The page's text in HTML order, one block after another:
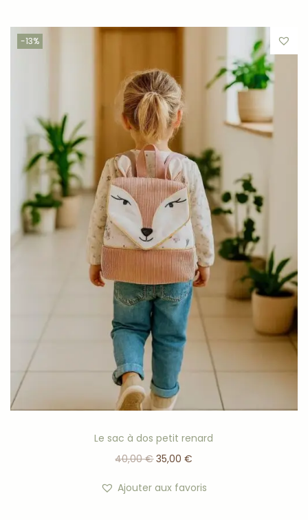
-13%
Le sac à dos petit renard
40,00€ 35,00€
Ajouter aux favoris